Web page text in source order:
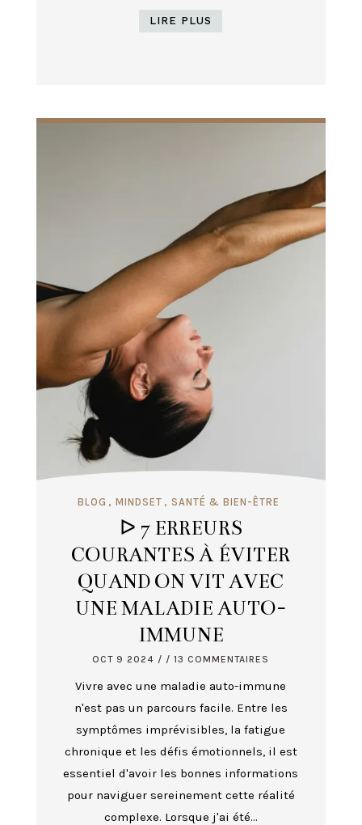
LIRE PLUS
BLOG MINDSET SANTÉ & BIEN-ÊTRE
ᐅ 7 ERREURS
COURANTES À ÉVITER
QUAND ON VIT AVEC
UNE MALADIE AUTO-
IMMUNE
OCT 9 2024 / / 13 COMMENTAIRES
Vivre avec une maladie auto-immune
n'est pas un parcours facile. Entre les
symptômes imprévisibles, la fatigue
chronique et les défis émotionnels, il est
essentiel d'avoir les bonnes informations
pour naviguer sereinement cette réalité
complexe. Lorsque j'ai été...